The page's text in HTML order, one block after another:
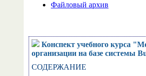
Файловый архив
Конспект учебного курса
организации на базе системы
СОДЕРЖАНИЕ